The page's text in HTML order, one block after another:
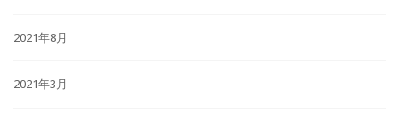
2021年8月
2021年3月